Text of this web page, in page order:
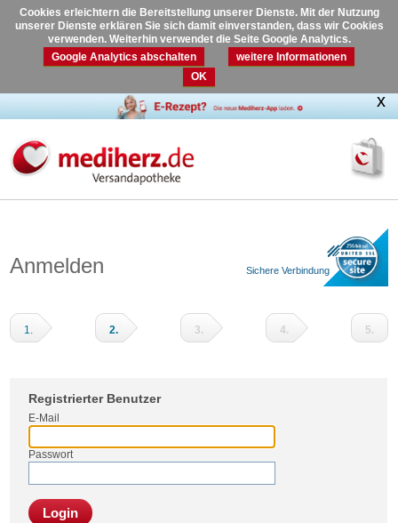
Cookies erleichtern die Bereitstellung unserer Dienste. Mit der Nutzung
unserer Dienste erklären Sie sich damit einverstanden, dass wir Cookies
verwenden. Weiterhin verwendet die Seite Google Analytics.
Google Analytics abschalten
weitere Informationen
OK
Anmelden Sichere Verbindung
1. 2. 3. 4. 5.
Registrierter Benutzer
E-Mail
Passwort
Login